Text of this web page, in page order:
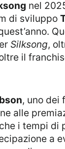
nel
di sviluppo
Silksong,
il
, uno dei
alle
i tempi di
a